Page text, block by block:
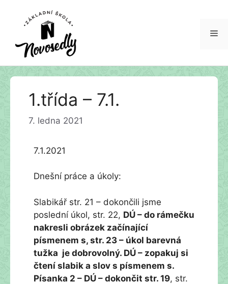
Přeskočit
1.třída – 7.1.
7. ledna 2021
7.1.2021
Dnešní práce a úkoly:
Slabikář str. 21 – dokončili jsme
poslední úkol, str. 22, DÚ – do rámečku
nakresli obrázek začínající
písmenem s, str. 23 – úkol barevná
tužka je dobrovolný. DÚ – zopakuj si
čtení slabik a slov s písmenem s.
Písanka 2 – DÚ – dokončit str. 19, str.